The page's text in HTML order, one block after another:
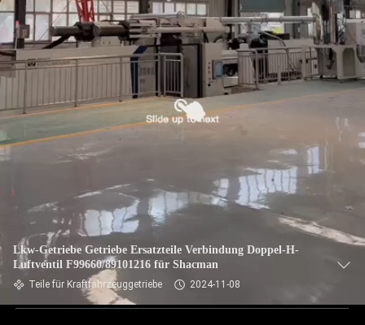
Lkw-Getriebe Getriebe Ersatzteile Verbindung Doppel-H-
Luftventil F99660/89101216 für Shacman
Teile für Kraftfahrzeuggetriebe 2024-11-08